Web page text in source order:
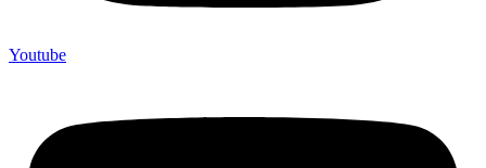
Youtube